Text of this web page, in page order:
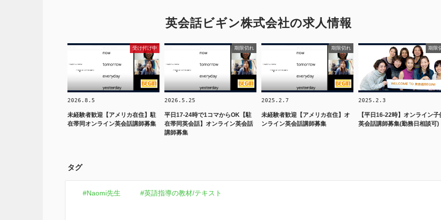
英会話ビギン株式会社の求人情報
受け付け中
2026.8.5
未経験者歓迎【アメリカ在住】駐
在帯同オンライン英会話講師募集
期限切れ
2026.5.25
平日17-24時で1コマからOK【駐
在帯同英会話】オンライン英会話
講師募集
期限切れ
2025.2.7
未経験者歓迎【アメリカ在住】オ
ンライン英会話講師募集
期限
2025.2.3
【平日16-22時】オンライン子
英会話講師募集(勤務日相談可)
タグ
Naomi先生 英語指導の教材/テキスト